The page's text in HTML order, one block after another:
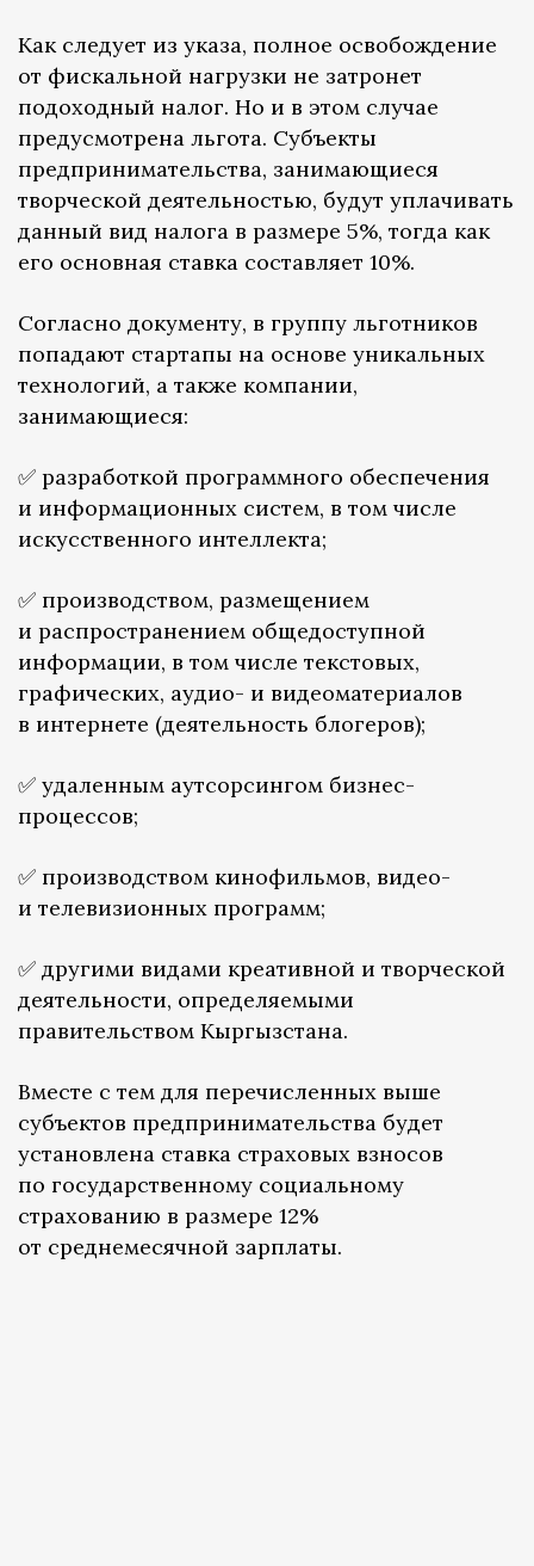
Как следует из указа, полное освобождение
от фискальной нагрузки не затронет
подоходный налог. Но и в этом случае
предусмотрена льгота. Субъекты
предпринимательства, занимающиеся
творческой деятельностью, будут уплачивать
данный вид налога в размере 5%, тогда как
его основная ставка составляет 10%.
Согласно документу, в группу льготников
попадают стартапы на основе уникальных
технологий, а также компании,
занимающиеся:
✅ разработкой программного обеспечения
и информационных систем, в том числе
искусственного интеллекта;
✅ производством, размещением
и распространением общедоступной
информации, в том числе текстовых,
графических, аудио- и видеоматериалов
в интернете (деятельность блогеров);
✅ удаленным аутсорсингом бизнес-
процессов;
✅ производством кинофильмов, видео-
и телевизионных программ;
✅ другими видами креативной и творческой
деятельности, определяемыми
правительством Кыргызстана.
Вместе с тем для перечисленных выше
субъектов предпринимательства будет
установлена ставка страховых взносов
по государственному социальному
страхованию в размере 12%
от среднемесячной зарплаты.